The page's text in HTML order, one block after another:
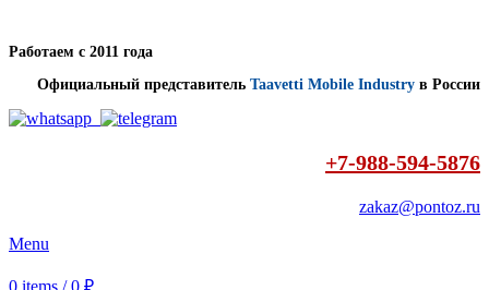
Работаем с 2011 года
Официальный представитель Taavetti Mobile Industry в России
+7-988-594-5876
zakaz@pontoz.ru
Menu
0 items / 0 ₽